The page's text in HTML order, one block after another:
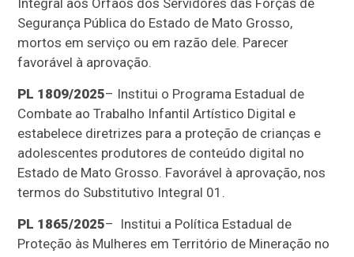
Segurança Pública do Estado de Mato Grosso,
mortos em serviço ou em razão dele. Parecer
favorável à aprovação.
PL 1809/2025– Institui o Programa Estadual de
Combate ao Trabalho Infantil Artístico Digital e
estabelece diretrizes para a proteção de crianças e
adolescentes produtores de conteúdo digital no
Estado de Mato Grosso. Favorável à aprovação, nos
termos do Substitutivo Integral 01.
PL 1865/2025– Institui a Política Estadual de
Proteção às Mulheres em Território de Mineração no